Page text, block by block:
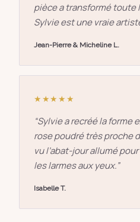
pièce a transformé toute
Sylvie est une vraie
Jean-Pierre & Micheline L.
★★★★★
“Sylvie a recréé la forme
rose poudré très proche
vu l’abat-jour allumé
les larmes aux yeux.”
Isabelle T.